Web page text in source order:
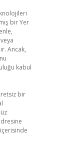
bir Yer
Ancak,
kabul
bir